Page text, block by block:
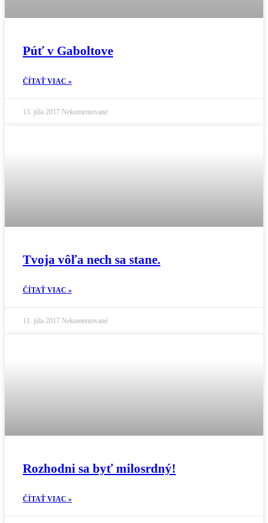
Púť v Gaboltove
ČÍTAŤ VIAC »
13. júla 2017 Nekomentované
Tvoja vôľa nech sa stane.
ČÍTAŤ VIAC »
11. júla 2017 Nekomentované
Rozhodni sa byť milosrdný!
ČÍTAŤ VIAC »